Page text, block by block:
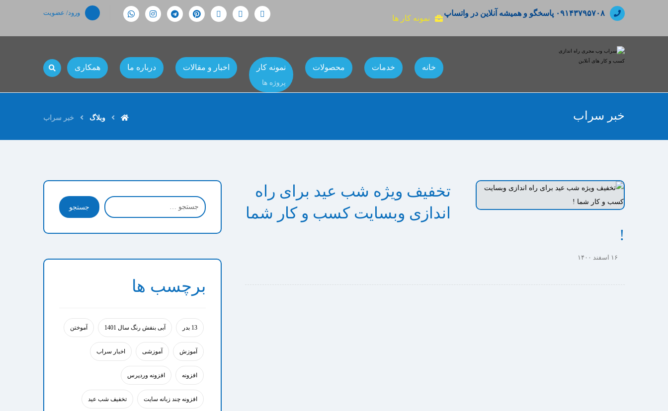
۰۹۱۴۳۷۹۵۷۰۸ پاسخگو و همیشه آنلاین در واتساپ
نمونه کار ها
ورود/ عضویت
خانه خدمات محصولات نمونه کار
پروژه ها
اخبار و مقالات درباره ما همکاری
خبر سراب وبلاگ خبر سراب
تخفیف ویژه شب عید برای راه
اندازی وبسایت کسب و کار شما
!
۱۶ اسفند ۱۴۰۰
جستجو
برچسب ها
13 بدر آبی بنفش رنگ سال 1401 آموختن
آموزش آموزشی اخبار سراب
افزونه افزونه وردپرس
افزونه چند زبانه سایت تخفیف شب عید